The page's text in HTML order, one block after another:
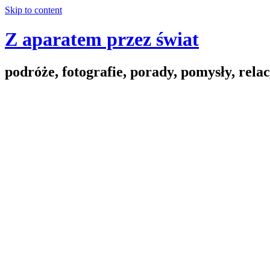
Skip to content
Z aparatem przez świat
podróże, fotografie, porady, pomysły,